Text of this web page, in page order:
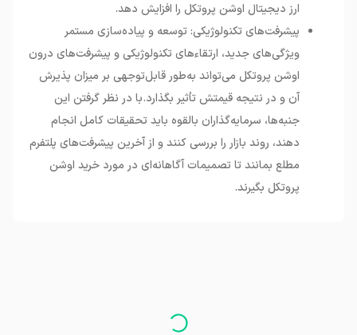
ارز دیجیتال اوشن پروتکل را افزایش دهد.
پیشرفت‌های تکنولوژیکی: توسعه و پیاده‌سازی مستمر
ویژگی‌های جدید، ارتقاءهای تکنولوژیکی و پیشرفت‌های درون
اوشن پروتکل می‌تواند به‌طور قابل‌توجهی بر میزان پذیرش
آن و در نتیجه قیمتش تأثیر بگذارد.با در نظر گرفتن این
جنبه‌ها، سرمایه‌گذاران بالقوه باید تحقیقات کامل انجام
دهند، روند بازار را بررسی کنند و از آخرین پیشرفت‌های پلتفرم
مطلع بمانند تا تصمیمات آگاهانه‌ای در مورد خرید اوشن
پروتکل بگیرند.